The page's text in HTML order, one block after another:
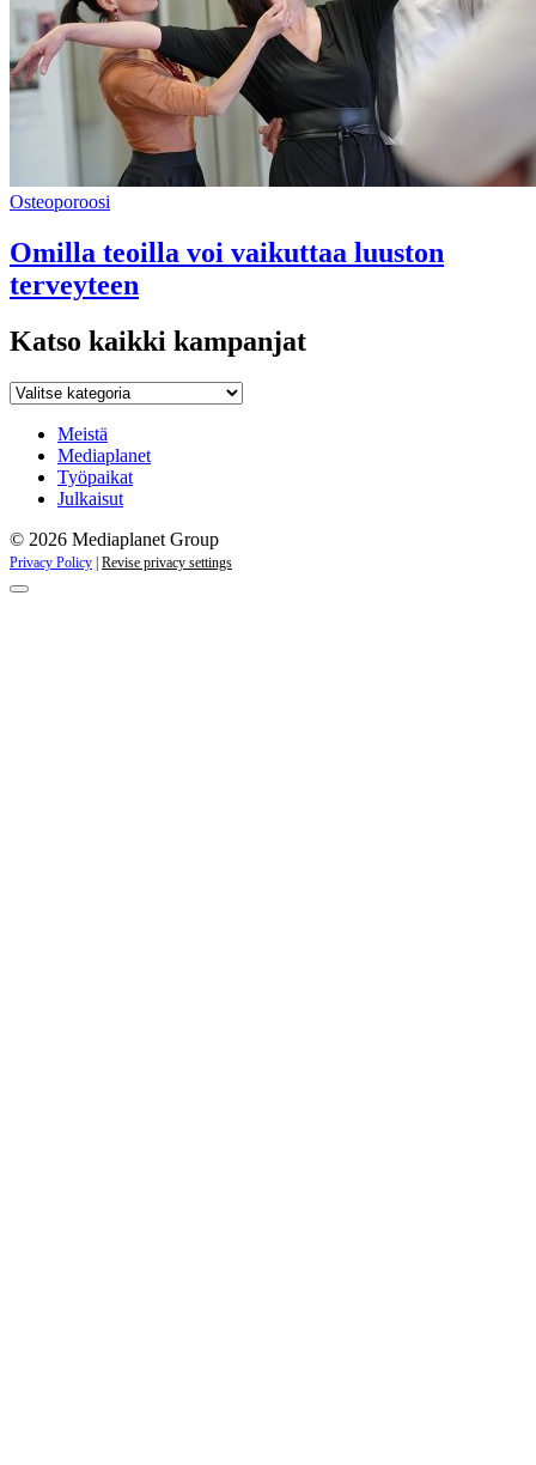
Osteoporoosi
Omilla teoilla voi vaikuttaa luuston
terveyteen
Katso kaikki kampanjat
Katso
kampanjat
Meistä
Mediaplanet
Työpaikat
Julkaisut
© 2026 Mediaplanet Group
Privacy Policy | Revise privacy settings